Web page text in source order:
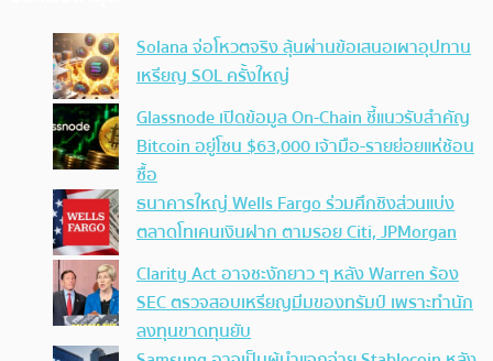
Solana จ่อโหวตจริง ลุ้นผ่านข้อเสนอเผาอุปทาน
เหรียญ SOL ครั้งใหญ่
Glassnode เปิดข้อมูล On-Chain ชี้แนวรับสำคัญ
Bitcoin อยู่โซน $63,000 เจ้ามือ-รายย่อยแห่ช้อน
ซื้อ
ธนาคารใหญ่ Wells Fargo ร่วมศึกชิงส่วนแบ่ง
ตลาดโทเคนเงินฝาก ตามรอย Citi, JPMorgan
Clarity Act อาจชะงักยาว ๆ หลัง Warren ร้อง
SEC ตรวจสอบเหรียญมีมของทรัมป์ เพราะทำนัก
ลงทุนขาดทุนยับ